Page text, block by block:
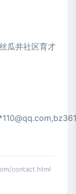
瓜井社区育才
110@qq.com
contact.html